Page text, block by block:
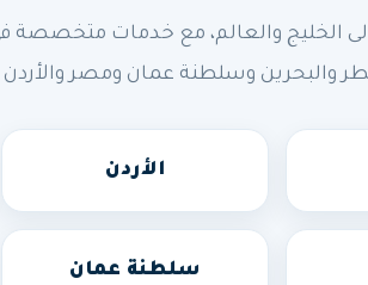
الخليج والعالم، مع خدمات متخصصة
والبحرين وسلطنة عمان ومصر والأردن
الأردن
سلطنة عمان